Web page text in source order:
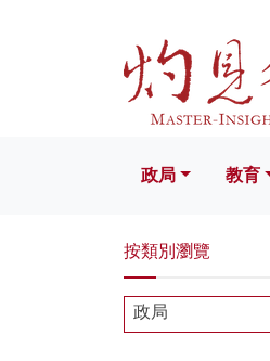
政局 教育
按類別瀏覽
政局